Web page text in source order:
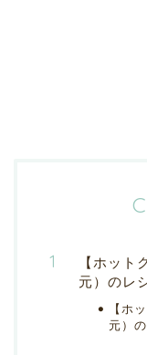
【ホッ
元）のレ
【ホ
元）